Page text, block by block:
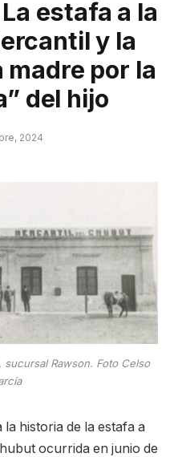
estafa a la
y la
madre por la
del hijo
2024
Rawson. Foto Celso
historia de la estafa a
ocurrida en junio de